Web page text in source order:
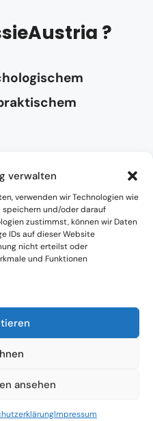
verwalten
verwenden wir Technologien wie
speichern und/oder darauf
zustimmst, können wir Daten
IDs auf dieser Website
nicht erteilst oder
und Funktionen
ansehen
Impressum
?
& keine
Ämtern ohne